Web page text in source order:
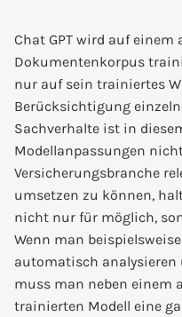
Chat GPT wird auf einem
Dokumentenkorpus
nur auf sein trainiertes
Berücksichtigung
Sachverhalte ist in
Modellanpassungen
Versicherungsbranche
umsetzen zu können,
nicht nur für möglich,
Wenn man
automatisch analysieren
muss man neben einem
trainierten Modell eine